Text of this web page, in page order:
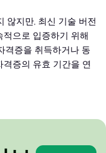
않지만, 최신 기술 버전
으로 입증하기 위해
격증을 취득하거나 동
증의 유효 기간을 연